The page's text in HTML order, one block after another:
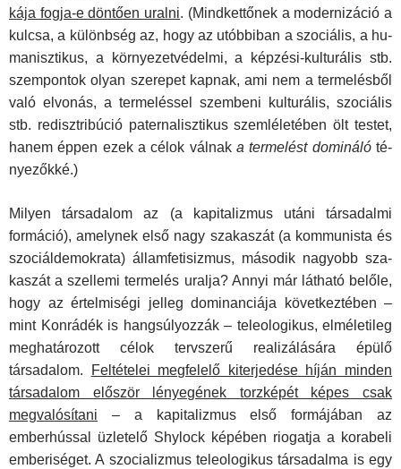
kája fogja-e döntően uralni. (Mindkettőnek a modernizáció a
kulcsa, a különbség az, hogy az utóbbiban a szociális, a hu­
manisztikus, a környezetvédelmi, a képzési-kulturális stb.
szempontok olyan szerepet kapnak, ami nem a termelésből
való elvonás, a termeléssel szembeni kulturális, szociális
stb. redisztribúció paternalisztikus szemléletében ölt testet,
hanem éppen ezek a célok válnak a termelést dominálóté­
nyezőkké.)
Milyen társadalom az (a kapitalizmus utáni társadalmi
formáció), amelynek első nagy szakaszát (a kommunista és
szociáldemokrata) államfetisizmus, második nagyobb sza­
kaszát a szellemi termelés uralja? Annyi már látható belőle,
hogy az értelmiségi jelleg dominanciája következtében –
mint Konrádék is hangsúlyozzák – teleologikus, elméletileg
meg­határozott célok tervszerű realizálására épülő
társadalom.
Feltételei megfelelő kiterjedése híján minden
társadalom először lényegének torzképét képes csak
megvalósítani – a kapitalizmus első formájában az
emberhússal üzletelő Shylock képében riogatja a korabeli
emberiséget. A szocializ­mus teleologikus társadalma is egy